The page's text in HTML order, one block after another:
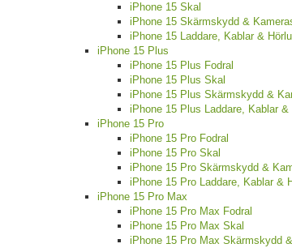
iPhone 15 Skal
iPhone 15 Skärmskydd &
iPhone 15 Laddare, Kablar &
iPhone 15 Plus
iPhone 15 Plus Fodral
iPhone 15 Plus Skal
iPhone 15 Plus Skärmskydd &
iPhone 15 Plus Laddare, Kablar &
iPhone 15 Pro
iPhone 15 Pro Fodral
iPhone 15 Pro Skal
iPhone 15 Pro Skärmskydd &
iPhone 15 Pro Laddare, Kablar &
iPhone 15 Pro Max
iPhone 15 Pro Max Fodral
iPhone 15 Pro Max Skal
iPhone 15 Pro Max Skärmskydd